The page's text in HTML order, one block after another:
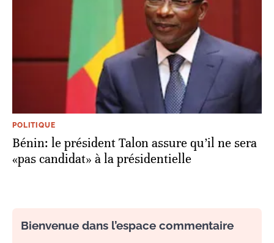
POLITIQUE
Bénin: le président Talon assure qu’il ne sera
«pas candidat» à la présidentielle
Bienvenue dans l’espace commentaire